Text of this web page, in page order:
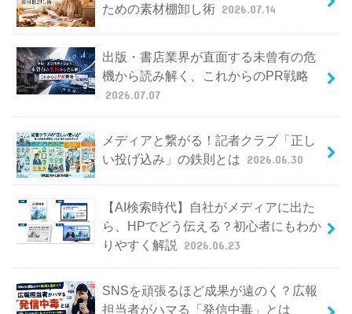
ための素材棚卸し術 2026.07.14
出版・書店業界が直面する未曾有の危
機から読み解く、これからのPR戦略
2026.07.07
メディアと繋がる！記者クラブ「正し
い投げ込み」の鉄則とは 2026.06.30
【AI検索時代】自社がメディアに出た
ら、HPでどう伝える？初心者にもわか
りやすく解説
2026.06.23
SNSを頑張るほど成果が遠のく？広報
担当者がハマる「発信中毒」とは